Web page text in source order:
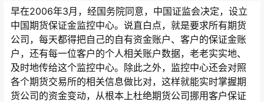
早在2006年3月，经国务院同意，中国证监会决定，设立
中国期货保证金监控中心。说直白点，就是要求所有期货
公司，每天都得把自己的自有资金账户、客户的保证金账
户，还有每一位客户的个人相关账户数据，老老实实地、
及时地传给这个监控中心。除此之外，监控中心还会对照
各个期货交易所的相关信息做比对，这样就能实时掌握期
货公司的资金变动，从根本上杜绝期货公司挪用客户保证